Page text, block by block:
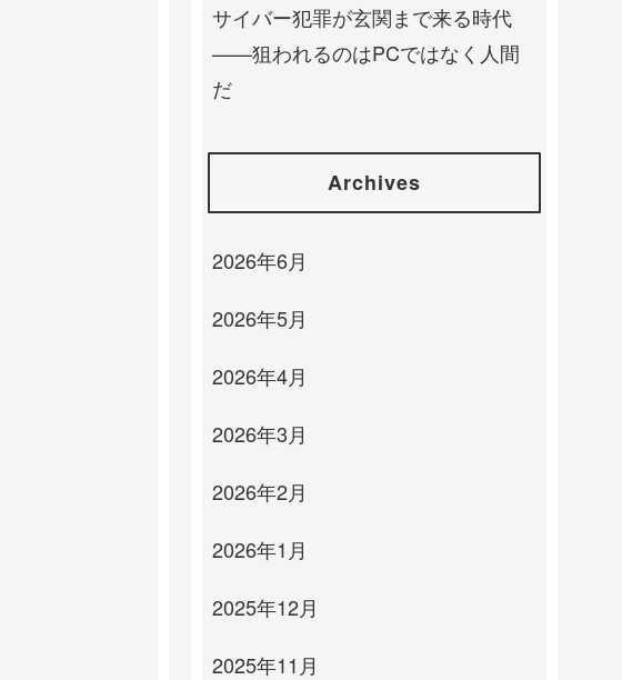
サイバー犯罪が玄関まで来る時代
——狙われるのはPCではなく人間
だ
Archives
2026年6月
2026年5月
2026年4月
2026年3月
2026年2月
2026年1月
2025年12月
2025年11月